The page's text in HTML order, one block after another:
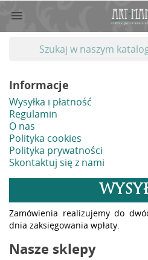

Informacje
Wysyłka i płatność
Regulamin
O nas
Polityka cookies
Polityka prywatności
Skontaktuj się z nami
Zamówienia realizujemy do
dnia zaksięgowania wpłaty.
Nasze sklepy